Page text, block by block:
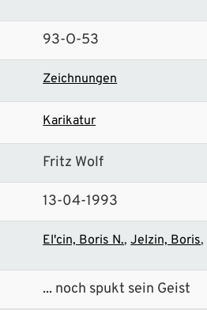
93-O-53
Zeichnungen
Karikatur
Fritz Wolf
13-04-1993
El'cin, Boris N. Jelzin, Boris
... noch spukt sein Geist